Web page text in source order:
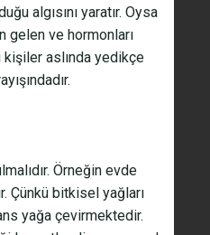
algısını yaratır. Oysa
gelen ve hormonları
aslında yedikçe
Örneğin evde
Çünkü bitkisel yağları
yağa çevirmektedir.